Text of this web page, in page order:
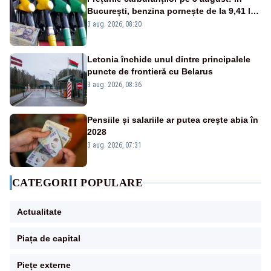
București, benzina pornește de la 9,41 lei,
iar motorina de la 10,57 lei pe litru
3 aug. 2026, 08:20
Letonia închide unul dintre principalele
puncte de frontieră cu Belarus
3 aug. 2026, 08:36
Pensiile și salariile ar putea crește abia în
2028
3 aug. 2026, 07:31
CATEGORII POPULARE
Actualitate
Piața de capital
Piețe externe